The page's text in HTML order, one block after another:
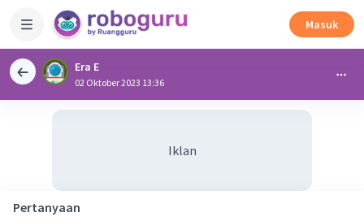
Masuk
Era E
02 Oktober 2023 13:36
Iklan
Pertanyaan